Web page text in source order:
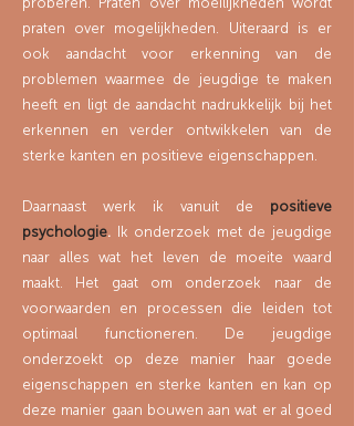
praten over mogelijkheden. Uiteraard is er
ook aandacht voor erkenning van de
problemen waarmee de jeugdige te maken
heeft en ligt de aandacht nadrukkelijk bij het
erkennen en verder ontwikkelen van de
sterke kanten en positieve eigenschappen.
Daarnaast werk ik vanuit de positieve
psychologie. Ik onderzoek met de jeugdige
naar alles wat het leven de moeite waard
maakt. Het gaat om onderzoek naar de
voorwaarden en processen die leiden tot
optimaal functioneren. De jeugdige
onderzoekt op deze manier haar goede
eigenschappen en sterke kanten en kan op
deze manier gaan bouwen aan wat er al goed